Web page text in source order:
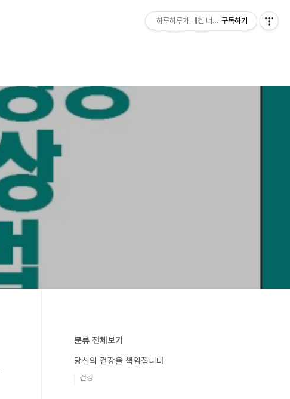
분류 전체보기
당신의 건강을 책임집니다
건강
하루하루가 내겐 너무 소중하다
구독하기